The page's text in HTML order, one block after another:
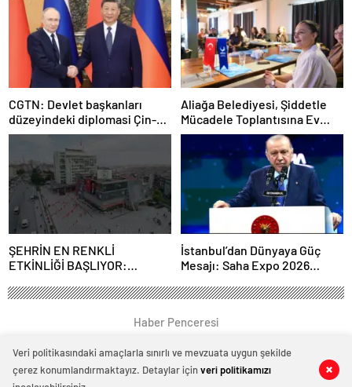
0 0
0 0
0 0
CGTN: Devlet başkanları
düzeyindeki diplomasi Çin-
Rusya arasındaki büyüyen
ortaklığı güçlendiriyor
Aliağa Belediyesi, Şiddetle
Mücadele Toplantısına Ev
Sahipliği Yaptı
ŞEHRİN EN RENKLİ
ETKİNLİĞİ BAŞLIYOR:
FESTİVALİ” HEYECANI
İstanbul’dan Dünyaya Güç
Mesajı: Saha Expo 2026
Haber Penceresi
Veri politikasındaki amaçlarla sınırlı ve mevzuata uygun şekilde
çerez konumlandırmaktayız. Detaylar içinveri politikamızı